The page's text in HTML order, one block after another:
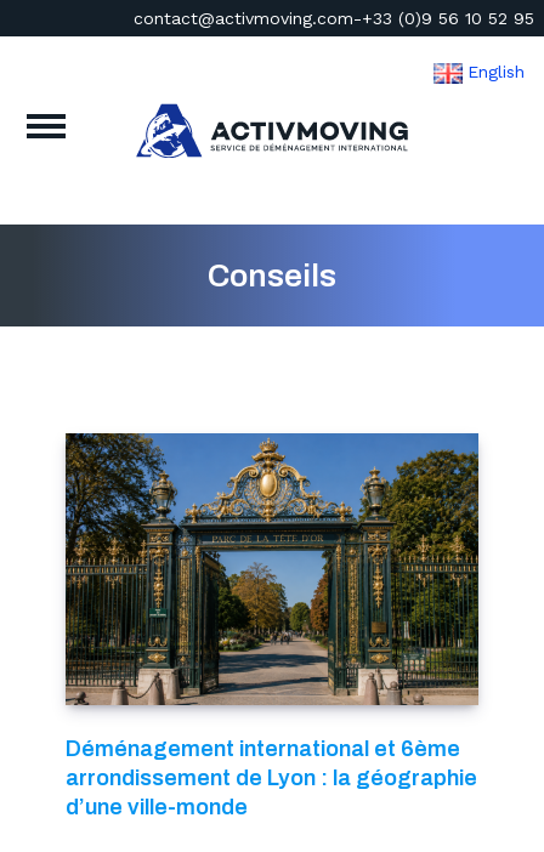
contact@activmoving.com-+33 (0)9 56 10 52 95
English
Conseils
Déménagement international et 6ème
arrondissement de Lyon : la géographie
d’une ville-monde